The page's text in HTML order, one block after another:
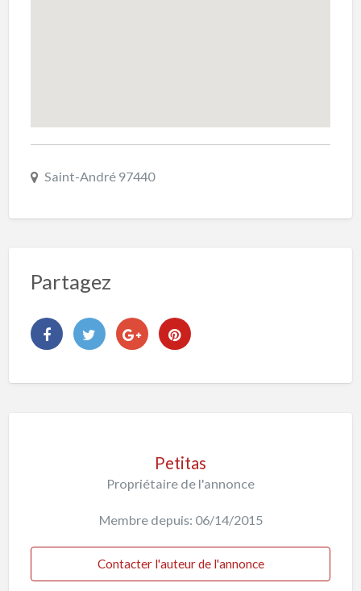
Saint-André 97440
Partagez
Petitas
Propriétaire de l'annonce
Membre depuis: 06/14/2015
Contacter l'auteur de l'annonce